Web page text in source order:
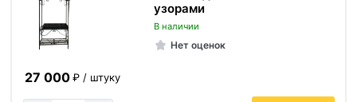
узорами
В наличии
Нет оценок
27 000₽ / штуку